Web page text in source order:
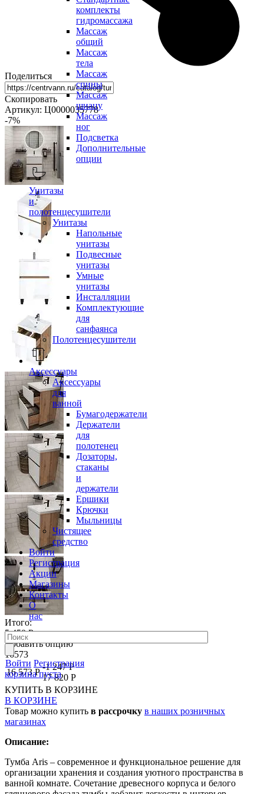
комплекты
гидромассажа
Массаж
общий
Массаж
тела
Массаж
спины
Массаж
шиацу
Массаж
ног
Подсветка
Дополнительные
опции
Унитазы
и
полотенцесушители
Унитазы
Напольные
унитазы
Подвесные
унитазы
Умные
унитазы
Инсталляции
Комплектующие
для
санфаянса
Полотенцесушители
Аксессуары
Аксессуары
для
ванной
Бумагодержатели
Держатели
для
полотенец
Дозаторы,
стаканы
и
держатели
Ершики
Крючки
Мыльницы
Чистящее
средство
Войти
Регистрация
Акции
Магазины
Контакты
О
нас
Войти Регистрация
корзина пуста
Поделиться
Скопировать
Артикул: Ц0000035778
-7%
Итого:
5 450 Р
Добавить опцию
16573
16 573 Р
-1 247 Р
17 820 Р
КУПИТЬ В КОРЗИНЕ
В КОРЗИНЕ
Товар можно купить в рассрочку в наших розничных
магазинах
Описание:
Тумба Aris – современное и функциональное решение для
организации хранения и создания уютного пространства в
ванной комнате. Сочетание древесного корпуса и белого